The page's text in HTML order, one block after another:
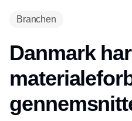
Branchen
Danmark